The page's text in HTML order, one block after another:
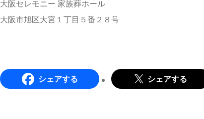
大阪セレモニー 家族葬ホール
大阪市旭区大宮１丁目５番２８号
シェアする シェアする